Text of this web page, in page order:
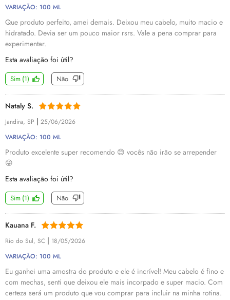
VARIAÇÃO: 100 ML
Que produto perfeito, amei demais. Deixou meu cabelo, muito macio e
hidratado. Devia ser um pouco maior rsrs. Vale a pena comprar para
experimentar.
Esta avaliação foi útil?
Sim (1) Não
Nataly S.
Jandira, SP | 25/06/2026
VARIAÇÃO: 100 ML
Produto excelente super recomendo 😊 vocês não irão se arrepender
😜
Esta avaliação foi útil?
Sim (1) Não
Kauana F.
Rio do Sul, SC | 18/05/2026
VARIAÇÃO: 100 ML
Eu ganhei uma amostra do produto e ele é incrível! Meu cabelo é fino e
com mechas, senti que deixou ele mais incorpado e super macio. Com
certeza será um produto que vou comprar para incluir na minha rotina.